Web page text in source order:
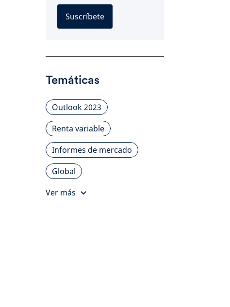
Suscríbete
Temáticas
Outlook 2023
Renta variable
Informes de mercado
Global
Ver más